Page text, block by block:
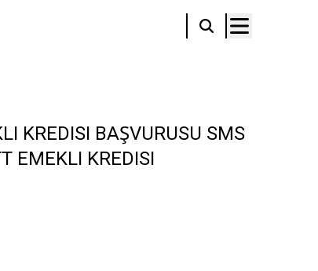
KREDISI BAŞVURUSU SMS
KREDISI